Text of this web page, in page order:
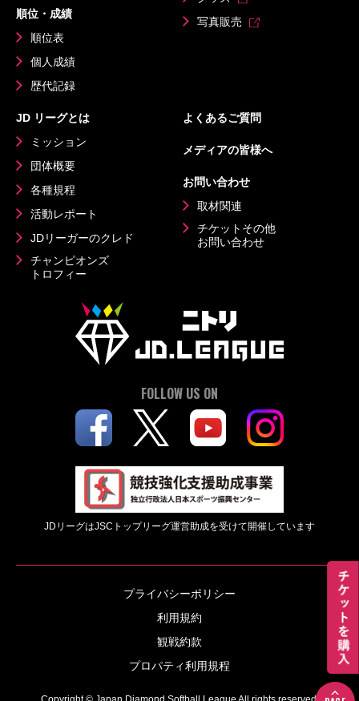
順位・成績
順位表
個人成績
歴代記録
写真販売
JD リーグとは
ミッション
団体概要
各種規程
活動レポート
JDリーガーのクレド
チャンピオンズ
トロフィー
よくあるご質問
メディアの皆様へ
お問い合わせ
取材関連
チケットその他
お問い合わせ
FOLLOW US ON
JDリーグはJSCトップリーグ運営助成を受けて開催しています
プライバシーポリシー
利用規約
観戦約款
プロパティ利用規程